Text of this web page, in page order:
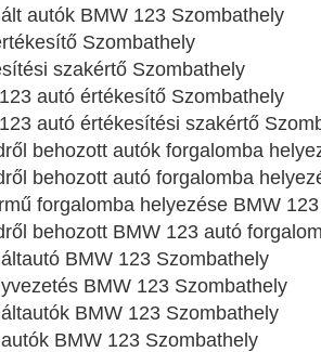
autó‎k BMW 123 Szombathely
Szombathely
szakértő Szombathely
autó értékesítő Szombathely
autó értékesítési szakértő
behozott autók forgalomba
behozott autó forgalomba
forgalomba helyezése BMW
behozott BMW 123 autó
BMW 123 Szombathely
BMW 123 Szombathely
BMW 123 Szombathely
BMW 123 Szombathely